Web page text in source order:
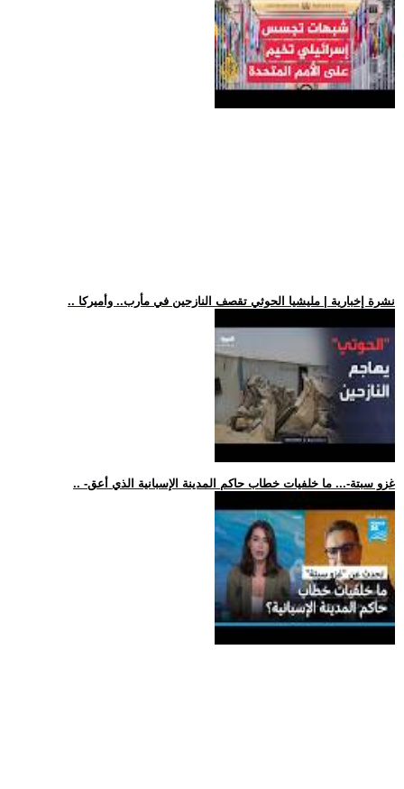
.. نشرة إخبارية | مليشيا الحوثي تقصف النازحين في مأرب.. وأميركا
.. -غزو سبتة-... ما خلفيات خطاب حاكم المدينة الإسبانية الذي أعق